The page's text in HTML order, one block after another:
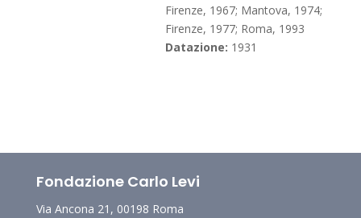
Firenze, 1967; Mantova, 1974;
Firenze, 1977; Roma, 1993
Datazione: 1931
Fondazione Carlo Levi
Via Ancona 21, 00198 Roma